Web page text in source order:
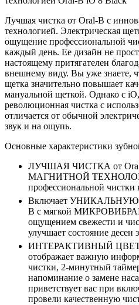
Лучшая чистка от Oral-B с
технологией. Электрическая
ощущение профессиональной
каждый день. Ее дизайн не
настоящему притягателен
внешнему виду. Вы уже знаете,
щетка значительно повышает
мануальной щеткой. Однако с
революционная чистка с
отличается от обычной
звук и на ощупь.
Основные характеристики
ЛУЧШАЯ ЧИСТКА от
МАГНИТНОЙ
профессиональной чистки
Включает
B с мягкой
ощущением свежести и
улучшает состояние десен
ИНТЕРАКТИВНЫЙ
отображает важную
чистки, 2-минутный
напоминание о замене
приветствует вас при
провели качественную